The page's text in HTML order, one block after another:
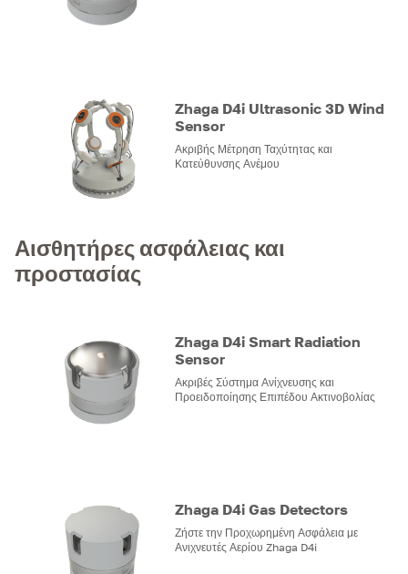
Zhaga D4i Ultrasonic 3D Wind
Sensor
Ακριβής Μέτρηση Ταχύτητας και
Κατεύθυνσης Ανέμου
Αισθητήρες ασφάλειας και
προστασίας
Zhaga D4i Smart Radiation
Sensor
Ακριβές Σύστημα Ανίχνευσης και
Προειδοποίησης Επιπέδου Ακτινοβολίας
Zhaga D4i Gas Detectors
Ζήστε την Προχωρημένη Ασφάλεια με
Ανιχνευτές Αερίου Zhaga D4i